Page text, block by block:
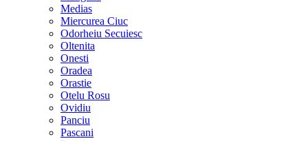
Medias
Miercurea Ciuc
Odorheiu Secuiesc
Oltenita
Onesti
Oradea
Orastie
Otelu Rosu
Ovidiu
Panciu
Pascani